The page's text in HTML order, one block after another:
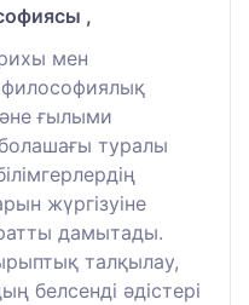
,
мен
ғылыми
туралы
жүргізуіне
дамытады.
талқылау,
белсенді әдістері